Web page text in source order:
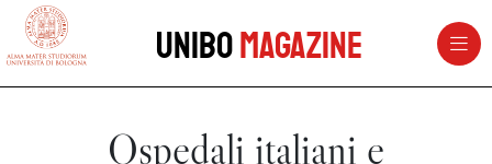
vai al contenuto della pagina
UniboMagazine
Ospedali italiani e